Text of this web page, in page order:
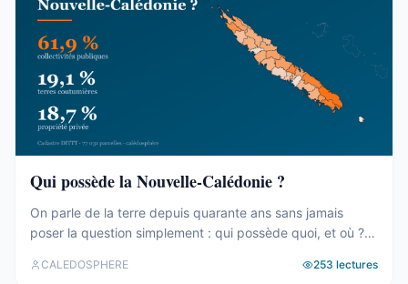
Qui possède la Nouvelle-Calédonie ?
On parle de la terre depuis quarante ans sans jamais
poser la question simplement : qui possède quoi, et où ?
agrégé ses 77 031 parcelles. Le résultat tient en trois
CALEDOSPHERE 253 lectures